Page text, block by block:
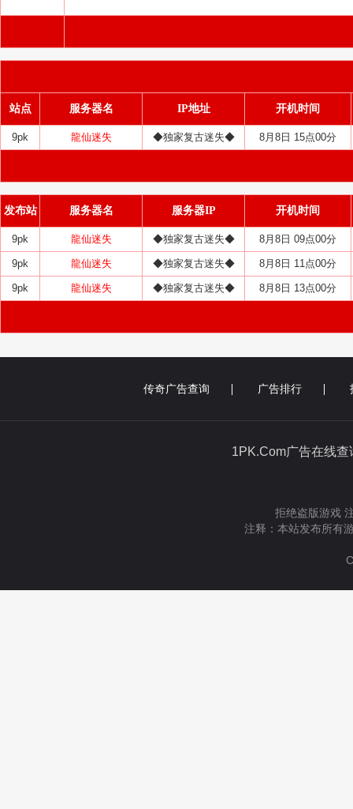
站点 服务器名 IP地址 开机时间
9pk 龍仙迷失 ◆独家复古迷失◆ 8月8日 15点00分
发布站 服务器名 服务器IP 开机时间
9pk 龍仙迷失 ◆独家复古迷失◆ 8月8日 09点00分
9pk 龍仙迷失 ◆独家复古迷失◆ 8月8日 11点00分
9pk 龍仙迷失 ◆独家复古迷失◆ 8月8日 13点00分
传奇广告查询 广告排行
1PK.Com广告在
拒绝盗版游戏
注释：本站发布所有